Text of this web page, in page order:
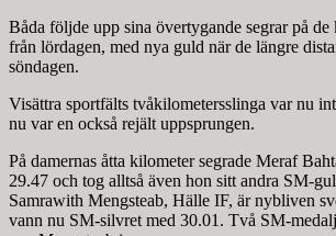
Båda följde upp sina övertygande segrar på de
från lördagen, med nya guld när de längre
söndagen.
Visättra sportfälts tvåkilometersslinga var nu
nu var en också rejält uppsprungen.
På damernas åtta kilometer segrade Meraf
29.47 och tog alltså även hon sitt andra SM-
Samrawith Mengsteab, Hälle IF, är nybliven
vann nu SM-silvret med 30.01. Två SM-